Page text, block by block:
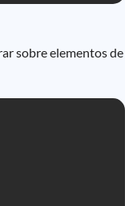
sobre elementos de